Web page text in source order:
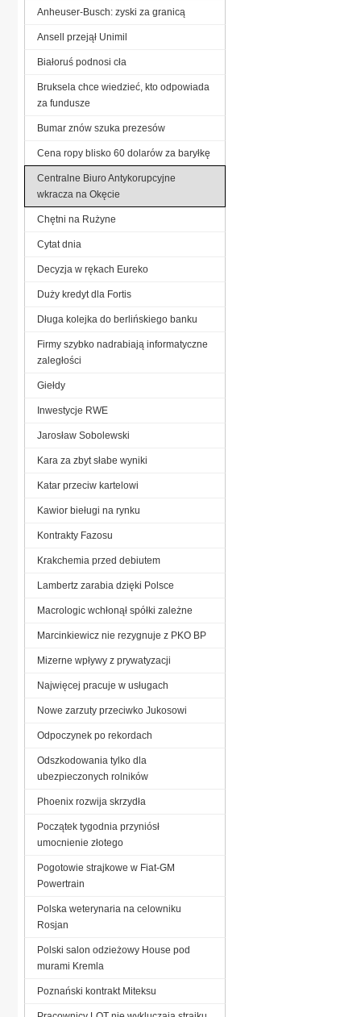
Anheuser-Busch: zyski za granicą
Ansell przejął Unimil
Białoruś podnosi cła
Bruksela chce wiedzieć, kto odpowiada
za fundusze
Bumar znów szuka prezesów
Cena ropy blisko 60 dolarów za baryłkę
Centralne Biuro Antykorupcyjne
wkracza na Okęcie
Chętni na Rużyne
Cytat dnia
Decyzja w rękach Eureko
Duży kredyt dla Fortis
Długa kolejka do berlińskiego banku
Firmy szybko nadrabiają informatyczne
zaległości
Giełdy
Inwestycje RWE
Jarosław Sobolewski
Kara za zbyt słabe wyniki
Katar przeciw kartelowi
Kawior bieługi na rynku
Kontrakty Fazosu
Krakchemia przed debiutem
Lambertz zarabia dzięki Polsce
Macrologic wchłonął spółki zależne
Marcinkiewicz nie rezygnuje z PKO BP
Mizerne wpływy z prywatyzacji
Najwięcej pracuje w usługach
Nowe zarzuty przeciwko Jukosowi
Odpoczynek po rekordach
Odszkodowania tylko dla
ubezpieczonych rolników
Phoenix rozwija skrzydła
Początek tygodnia przyniósł
umocnienie złotego
Pogotowie strajkowe w Fiat-GM
Powertrain
Polska weterynaria na celowniku
Rosjan
Polski salon odzieżowy House pod
murami Kremla
Poznański kontrakt Miteksu